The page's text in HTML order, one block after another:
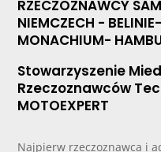
RZECZOZNAWCY
NIEMCZECH -
MONACHIUM-
Stowarzyszenie
Rzeczoznawców
MOTOEXPERT
Najpierw rzeczoznawca i